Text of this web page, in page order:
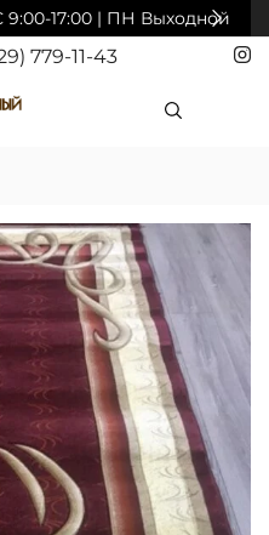
9:00-17:00 | ПН Выходной
779-11-43